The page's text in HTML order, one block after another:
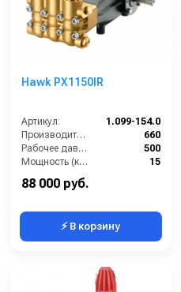
Hawk PX1150IR
Артикул:
1.099-154.0
Производительность (л/ч):
660
Рабочее давление (бар):
500
Мощность (кВт):
15
88 000 руб.
⚡ В корзину